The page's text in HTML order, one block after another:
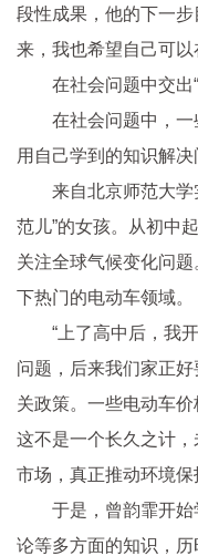
段性成果，他的下一
来，我也希望自己可
在社会问题中交出
在社会问题中，
用自己学到的知识解决
来自北京师范大
范儿”的女孩。从初中
关注全球气候变化问题
下热门的电动车领域。
“上了高中后，我
问题，后来我们家正
关政策。一些电动车
这不是一个长久之计
市场，真正推动环境保
于是，曾韵霏开始
论等多方面的知识，